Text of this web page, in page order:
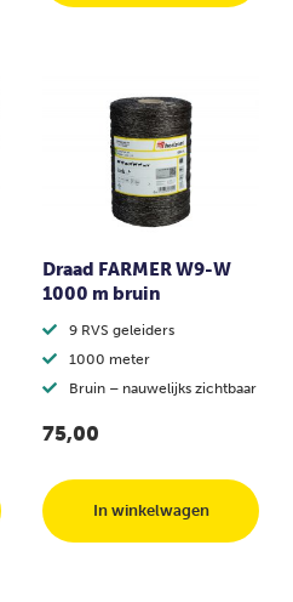
Draad FARMER W9-W
1000 m bruin
9 RVS geleiders
1000 meter
Bruin – nauwelijks zichtbaar
75,00
In winkelwagen